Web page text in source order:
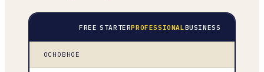
FREE STARTERPROFESSIONALBUSINESS
ОСНОВНОЕ